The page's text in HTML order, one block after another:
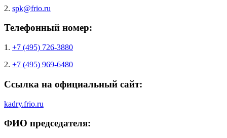
2. spk@frio.ru
Телефонный номер:
1. +7 (495) 726-3880
2. +7 (495) 969-6480
Ссылка на официальный сайт:
kadry.frio.ru
ФИО председателя: